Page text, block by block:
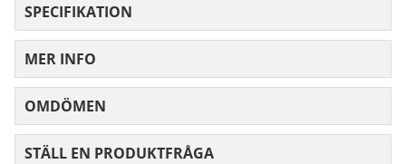
SPECIFIKATION
MER INFO
OMDÖMEN
STÄLL EN PRODUKTFRÅGA